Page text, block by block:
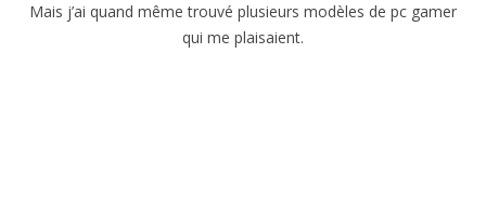
Mais j’ai quand même trouvé plusieurs modèles de pc gamer
qui me plaisaient.